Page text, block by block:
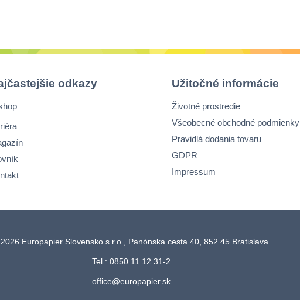
odkazy Užitočné informácie
Životné prostredie
Všeobecné obchodné podmienky
Pravidlá dodania tovaru
GDPR
Impressum
Europapier Slovensko s.r.o., Panónska cesta 40, 852 45 Bratislava
Tel.: 0850 11 12 31-2
office@europapier.sk